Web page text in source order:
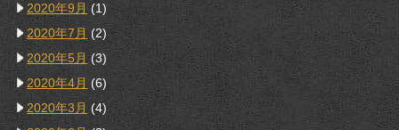
2020年9月 (1)
2020年7月 (2)
2020年5月 (3)
2020年4月 (6)
2020年3月 (4)